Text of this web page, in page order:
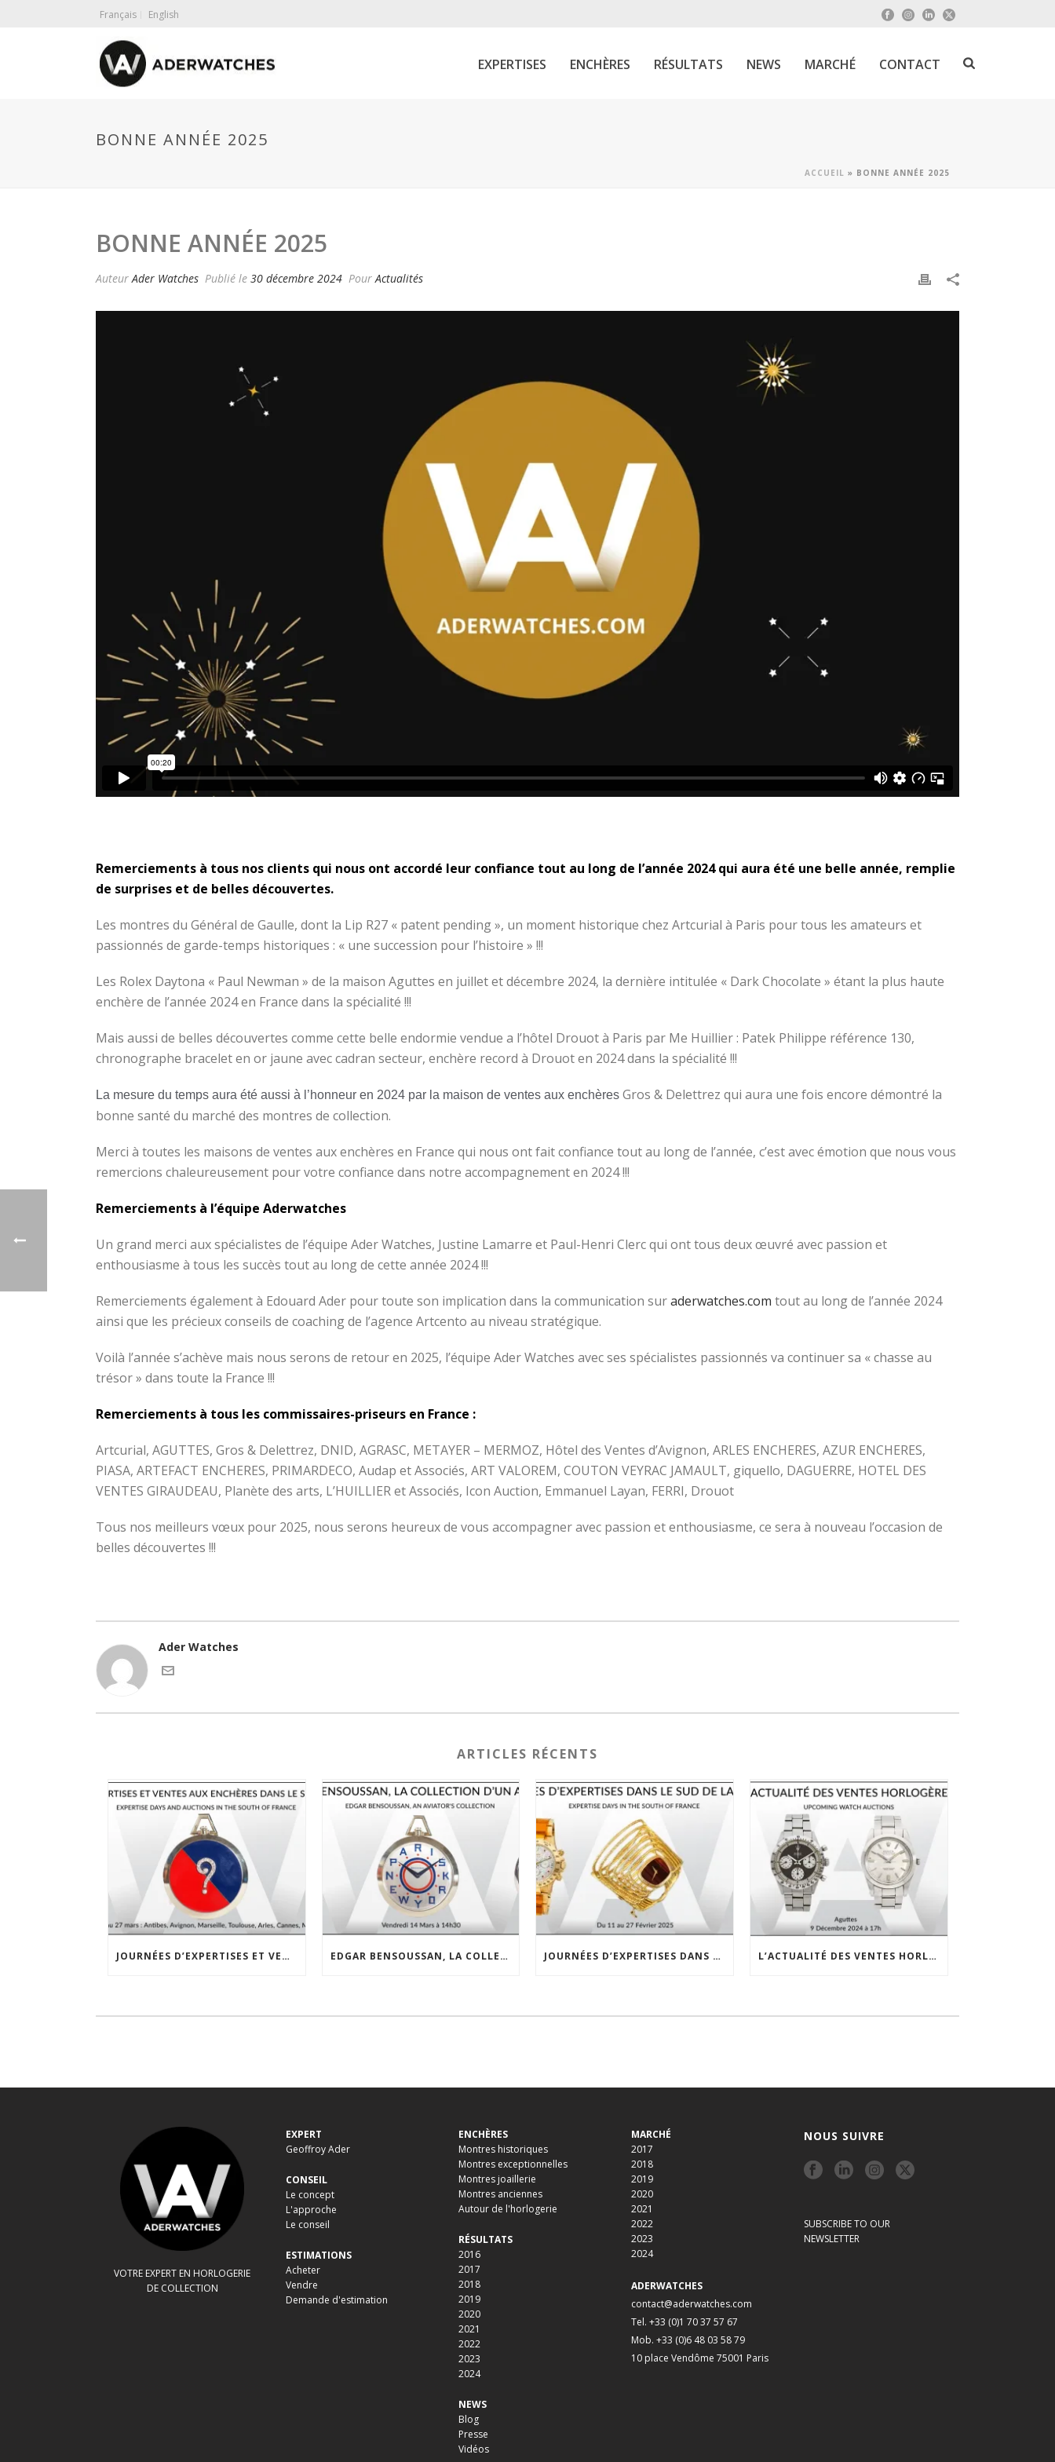
Français English
EXPERTISES ENCHÈRES RÉSULTATS NEWS MARCHÉ CONTACT
BONNE ANNÉE 2025
ACCUEIL » BONNE ANNÉE 2025
BONNE ANNÉE 2025
AuteurAder Watches Publié le 30 décembre 2024 PourActualités
Remerciements à tous nos clients qui nous ont accordé leur confiance tout au long de l’année 2024 qui aura été une belle année, remplie
de surprises et de belles découvertes.
Les montres du Général de Gaulle, dont la Lip R27 « patent pending », un moment historique chez Artcurial à Paris pour tous les amateurs et
passionnés de garde-temps historiques : « une succession pour l’histoire » !!!
Les Rolex Daytona « Paul Newman » de la maison Aguttes en juillet et décembre 2024, la dernière intitulée « Dark Chocolate » étant la plus haute
enchère de l’année 2024 en France dans la spécialité !!!
Mais aussi de belles découvertes comme cette belle endormie vendue a l’hôtel Drouot à Paris par Me Huillier : Patek Philippe référence 130,
chronographe bracelet en or jaune avec cadran secteur, enchère record à Drouot en 2024 dans la spécialité !!!
La mesure du temps aura été aussi à l’honneur en 2024 par la maison de ventes aux enchères Gros & Delettrez qui aura une fois encore démontré la
bonne santé du marché des montres de collection.
Merci à toutes les maisons de ventes aux enchères en France qui nous ont fait confiance tout au long de l’année, c’est avec émotion que nous vous
remercions chaleureusement pour votre confiance dans notre accompagnement en 2024 !!!
Remerciements à l’équipe Aderwatches
Un grand merci aux spécialistes de l’équipe Ader Watches, Justine Lamarre et Paul-Henri Clerc qui ont tous deux œuvré avec passion et
enthousiasme à tous les succès tout au long de cette année 2024 !!!
Remerciements également à Edouard Ader pour toute son implication dans la communication suraderwatches.com tout au long de l’année 2024
ainsi que les précieux conseils de coaching de l’agence Artcento au niveau stratégique.
Voilà l’année s’achève mais nous serons de retour en 2025, l’équipe Ader Watches avec ses spécialistes passionnés va continuer sa « chasse au
trésor » dans toute la France !!!
Remerciements à tous les commissaires-priseurs en France :
Artcurial, AGUTTES, Gros & Delettrez, DNID, AGRASC, METAYER – MERMOZ, Hôtel des Ventes d’Avignon, ARLES ENCHERES, AZUR ENCHERES,
PIASA, ARTEFACT ENCHERES, PRIMARDECO, Audap et Associés, ART VALOREM, COUTON VEYRAC JAMAULT, giquello, DAGUERRE, HOTEL DES
VENTES GIRAUDEAU, Planète des arts, L’HUILLIER et Associés, Icon Auction, Emmanuel Layan, FERRI, Drouot
Tous nos meilleurs vœux pour 2025, nous serons heureux de vous accompagner avec passion et enthousiasme, ce sera à nouveau l’occasion de
belles découvertes !!!
Ader Watches
ARTICLES RÉCENTS
JOURNÉES D’EXPERTISES ET VENTES AUX ENCHÈRES DANS LE SUD DE LA FRANCE DU 8 AU 27 MARS 2025 EDGAR BENSOUSSAN, LA COLLECTION D’UN AVIATEUR JOURNÉES D’EXPERTISES DANS LE SUD DE LA FRANCE L’ACTUALITÉ DES VENTES HORLOGÈRES – 3 DÉCEMBRE 2024
VOTRE EXPERT EN HORLOGERIE
DE COLLECTION
EXPERT
Geoffroy Ader
CONSEIL
Le concept
L'approche
Le conseil
ESTIMATIONS
Acheter
Vendre
Demande d'estimation
ENCHÈRES
Montres historiques
Montres exceptionnelles
Montres joaillerie
Montres anciennes
Autour de l'horlogerie
RÉSULTATS
2016
2017
2018
2019
2020
2021
2022
2023
2024
NEWS
Blog
Presse
Vidéos
MARCHÉ
2017
2018
2019
2020
2021
2022
2023
2024
ADERWATCHES
contact@aderwatches.com
Tel. +33 (0)1 70 37 57 67
Mob. +33 (0)6 48 03 58 79
10 place Vendôme 75001 Paris
NOUS SUIVRE
SUBSCRIBE TO OUR
NEWSLETTER